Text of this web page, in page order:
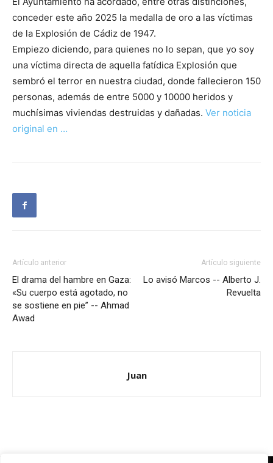
conceder este año 2025 la medalla de oro a las víctimas
de la Explosión de Cádiz de 1947.
Empiezo diciendo, para quienes no lo sepan, que yo soy
una víctima directa de aquella fatídica Explosión que
sembró el terror en nuestra ciudad, donde fallecieron 150
personas, además de entre 5000 y 10000 heridos y
muchísimas viviendas destruidas y dañadas. Ver noticia
original en …
Artículo anterior
El drama del hambre en Gaza:
«Su cuerpo está agotado, no
se sostiene en pie” -- Ahmad
Awad
Artículo siguiente
Lo avisó Marcos -- Alberto J.
Revuelta
Juan